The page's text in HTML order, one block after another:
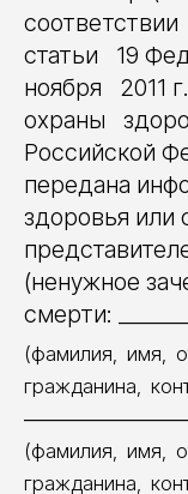
статьи 19
ноября 2011
охраны
Российской
передана
здоровья или
(ненужное
смерти:
(фамилия, имя,
гражданина,
(фамилия, имя,
гражданина,